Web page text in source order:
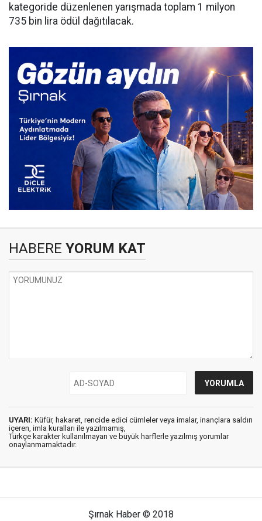
kategoride düzenlenen yarışmada toplam 1 milyon
735 bin lira ödül dağıtılacak.
HABERE YORUM KAT
UYARI: Küfür, hakaret, rencide edici cümleler veya imalar, inançlara saldırı
içeren, imla kuralları ile yazılmamış,
Türkçe karakter kullanılmayan ve büyük harflerle yazılmış yorumlar
onaylanmamaktadır.
Şırnak Haber © 2018